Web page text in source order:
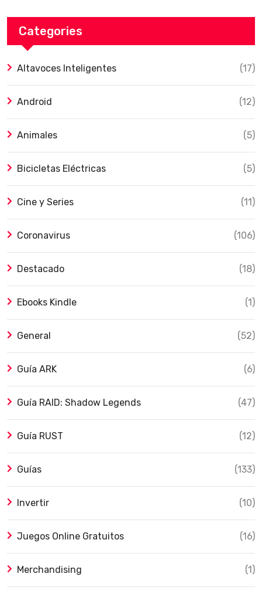
Categories
Altavoces Inteligentes (17)
Android (12)
Animales (5)
Bicicletas Eléctricas (5)
Cine y Series (11)
Coronavirus (106)
Destacado (18)
Ebooks Kindle (1)
General (52)
Guía ARK (6)
Guía RAID: Shadow Legends (47)
Guía RUST (12)
Guías (133)
Invertir (10)
Juegos Online Gratuitos (16)
Merchandising (1)